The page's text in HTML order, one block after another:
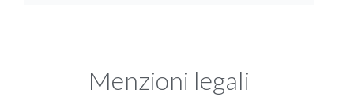
Menzioni legali